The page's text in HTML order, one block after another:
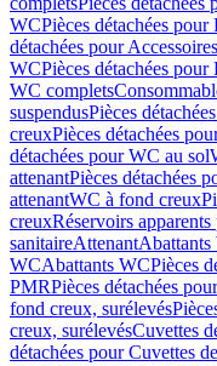
WCPièces détachées
détachées pour Accessoires
WCPièces détachées
WC complets
suspendusPièces
creuxPièces détachées
détachées pour WC au sol
attenantPièces détachées
attenantWC à fond creux
creuxRéservoirs
sanitaireAttenantAbattants
WCAbattants WCPièces
PMRPièces détachées
fond creux, surélevés
creux, surélevésCuvettes
détachées pour Cuvettes